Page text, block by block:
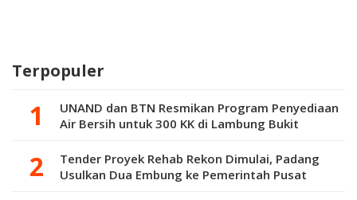
Terpopuler
UNAND dan BTN Resmikan Program Penyediaan
Air Bersih untuk 300 KK di Lambung Bukit
Tender Proyek Rehab Rekon Dimulai, Padang
Usulkan Dua Embung ke Pemerintah Pusat